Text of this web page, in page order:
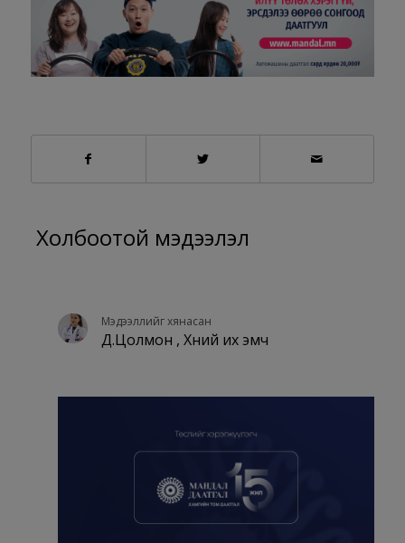
Холбоотой мэдээлэл
Мэдээллийг хянасан
Д.Цолмон , Хүний их эмч